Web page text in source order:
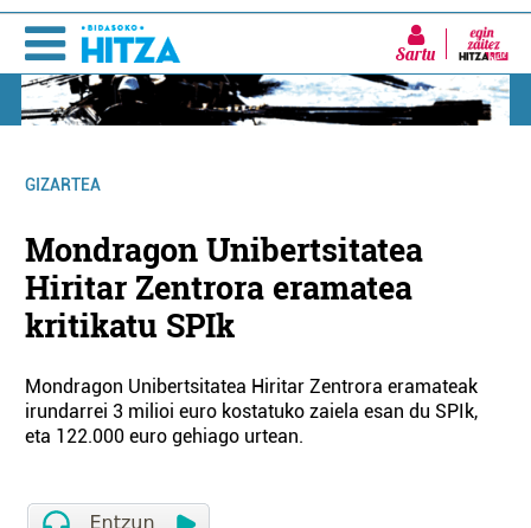
Sartu
GIZARTEA
Mondragon Unibertsitatea
Hiritar Zentrora eramatea
kritikatu SPIk
Mondragon Unibertsitatea Hiritar Zentrora eramateak
irundarrei 3 milioi euro kostatuko zaiela esan du SPIk,
eta 122.000 euro gehiago urtean.